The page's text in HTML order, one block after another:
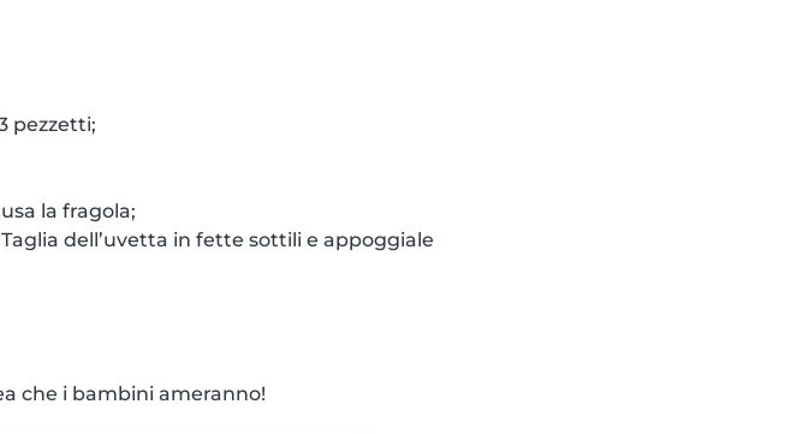
pezzetti;
la fragola;
dell’uvetta in fette sottili e appoggiale
che i bambini ameranno!